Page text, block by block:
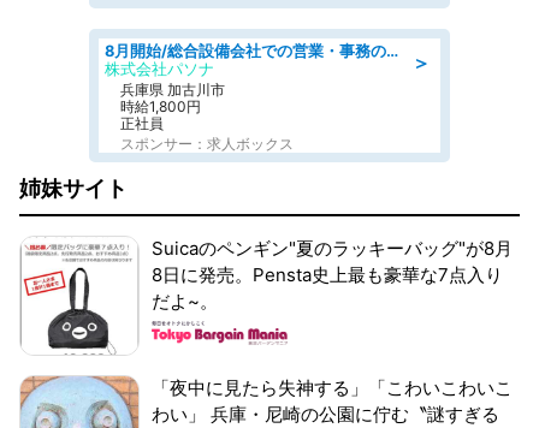
＞
8月開始/総合設備会社での営業・事務のお仕事/即日勤務可/車通勤可/営業/営業事務
株式会社パソナ
兵庫県 加古川市
時給1,800円
正社員
スポンサー：求人ボックス
姉妹サイト
Suicaのペンギン"夏のラッキーバッグ"が8月
8日に発売。Pensta史上最も豪華な7点入り
だよ~。
「夜中に見たら失神する」「こわいこわいこ
わい」 兵庫・尼崎の公園に佇む〝謎すぎる